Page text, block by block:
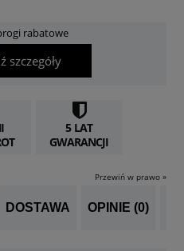
rabatowe
szczegóły
5 LAT
GWARANCJI
Przewiń w prawo »
DOSTAWA OPINIE (0)